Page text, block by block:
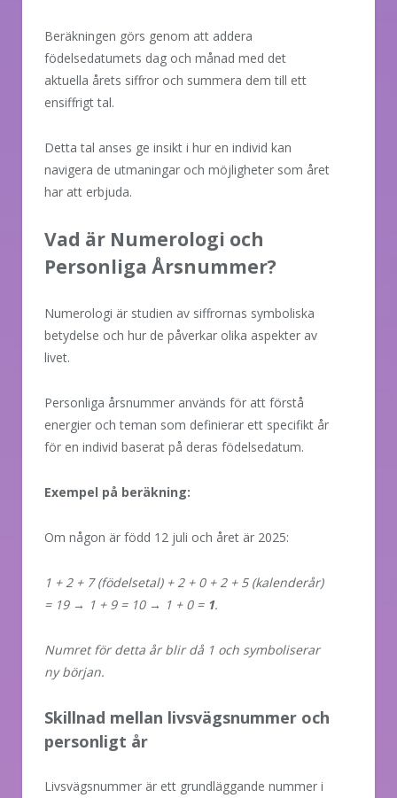
Beräkningen görs genom att addera
födelsedatumets dag och månad med det
aktuella årets siffror och summera dem till ett
ensiffrigt tal.
Detta tal anses ge insikt i hur en individ kan
navigera de utmaningar och möjligheter som året
har att erbjuda.
Vad är Numerologi och
Personliga Årsnummer?
Numerologi är studien av siffrornas symboliska
betydelse och hur de påverkar olika aspekter av
livet.
Personliga årsnummer används för att förstå
energier och teman som definierar ett specifikt år
för en individ baserat på deras födelsedatum.
Exempel på beräkning:
Om någon är född 12 juli och året är 2025:
1 + 2 + 7 (födelsetal) + 2 + 0 + 2 + 5 (kalenderår)
= 19 → 1 + 9 = 10 → 1 + 0 = 1.
Numret för detta år blir då 1 och symboliserar
ny början.
Skillnad mellan livsvägsnummer och
personligt år
Livsvägsnummer är ett grundläggande nummer i